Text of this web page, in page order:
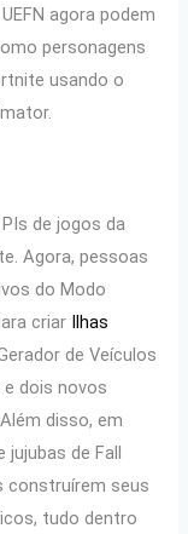
agora podem
personagens
usando o
de jogos da
Agora, pessoas
do Modo
criar Ilhas
de Veículos
e dois novos
disso, em
de Fall
construírem seus
tudo dentro